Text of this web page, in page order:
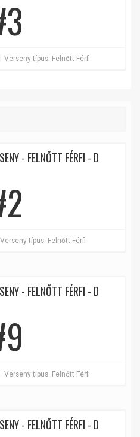
Verseny típus: Felnőtt Férfi
- FELNŐTT FÉRFI - D
Verseny típus: Felnőtt Férfi
- FELNŐTT FÉRFI - D
Verseny típus: Felnőtt Férfi
- FELNŐTT FÉRFI - D